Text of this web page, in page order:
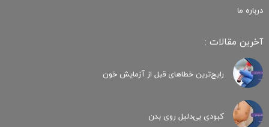
درباره ما
آخرین مقالات :
رایج‌ترین خطاهای قبل از آزمایش خون
کبودی‌ بی‌دلیل روی بدن